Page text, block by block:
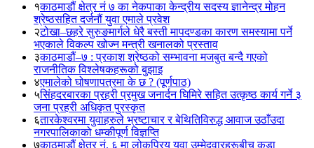
१काठमाडौं क्षेत्र नं ७ का नेकपाका केन्द्रीय सदस्य ज्ञानेन्द्र मोहन
श्रेष्ठसहित दर्जनौं युवा एमाले प्रवेश
२टोखा–छहरे सुरुङमार्गले धेरै बस्ती मापदण्डका कारण समस्यामा पर्ने
भएकाले विकल्प खोज्न मन्त्री खनालको प्रस्ताव
३काठमाडौं–७ : प्रकाश श्रेष्ठको सम्भावना मजबुत बन्दै गएको
राजनीतिक विश्लेषकहरूको बुझाइ
४एमालेको घोषणापत्रमा के छ ? (पूर्णपाठ)
५सिंहदरबारका प्रहरी प्रमुख जनार्दन घिमिरे सहित उत्कृष्ठ कार्य गर्ने ३
जना प्रहरी अधिकृत पुरस्कृत
६तारकेश्वरमा युवाहरुले भ्रष्टाचार र बेथितिविरुद्ध आवाज उठाँउदा
नगरपालिकाको धम्कीपूर्ण विज्ञप्ति
७काठमाडौं क्षेत्र नं. ६ मा लोकप्रिय युवा उम्मेदवारहरूबीच कडा